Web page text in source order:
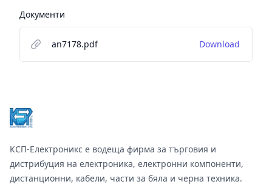
Документи
an7178.pdf Download
КСП-Електроникс е водеща фирма за търговия и
дистрибуция на електроника, електронни компоненти,
дистанционни, кабели, части за бяла и черна техника.